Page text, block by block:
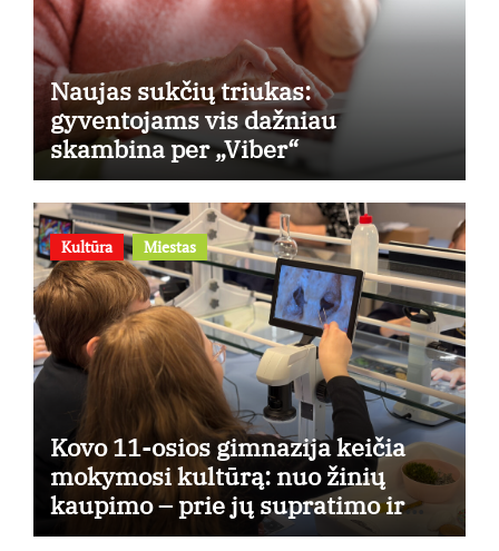
Naujas sukčių triukas:
gyventojams vis dažniau
skambina per „Viber“
Kultūra Miestas
Kovo 11-osios gimnazija keičia
mokymosi kultūrą: nuo žinių
kaupimo – prie jų supratimo ir
taikymo